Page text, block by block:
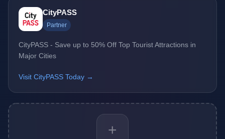
CityPASS
Partner
CityPASS - Save up to 50% Off Top Tourist Attractions in
Major Cities
Visit CityPASS Today →
+